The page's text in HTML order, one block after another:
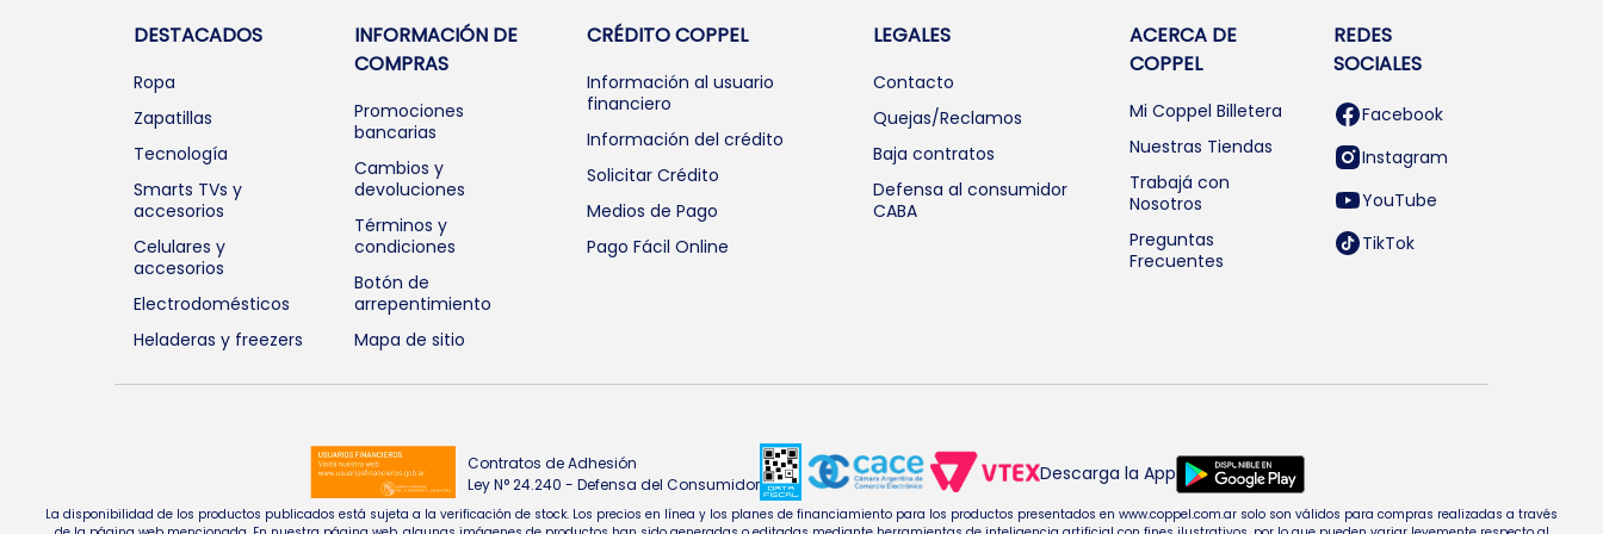
DESTACADOS
Ropa
Zapatillas
Tecnología
Smarts TVs y
accesorios
Celulares y
accesorios
Electrodomésticos
Heladeras y freezers
INFORMACIÓN DE
COMPRAS
Promociones
bancarias
Cambios y
devoluciones
Términos y
condiciones
Botón de
arrepentimiento
Mapa de sitio
CRÉDITO COPPEL
Información al usuario
financiero
Información del crédito
Solicitar Crédito
Medios de Pago
Pago Fácil Online
LEGALES
Contacto
Quejas/Reclamos
Baja contratos
Defensa al consumidor
CABA
ACERCA DE
COPPEL
Mi Coppel Billetera
Nuestras Tiendas
Trabajá con
Nosotros
Preguntas
Frecuentes
REDES
SOCIALES
Facebook
Instagram
YouTube
TikTok
Contratos de Adhesión
Ley N° 24.240 - Defensa del Consumidor
Descarga la App
La disponibilidad de los productos publicados está sujeta a la verificación de stock. Los precios en línea y los planes de financiamiento para los productos presentados en www.coppel.com.ar solo son válidos para compras realizadas a través